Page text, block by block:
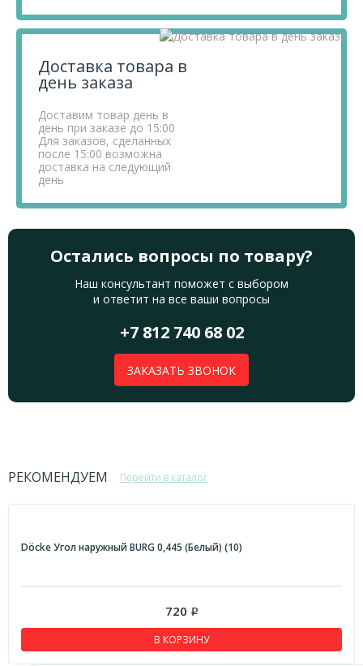
Доставка товара в
день заказа
Доставим товар день в
день при заказе до 15:00
Для заказов, сделанных
после 15:00 возможна
доставка на следующий
день
Остались вопросы по товару?
Наш консультант поможет с выбором
и ответит на все ваши вопросы
+7 812 740 68 02
ЗАКАЗАТЬ ЗВОНОК
РЕКОМЕНДУЕМ Перейти в каталог
Döcke Угол наружный BURG 0,445 (Белый) (10)
720 Р
В КОРЗИНУ